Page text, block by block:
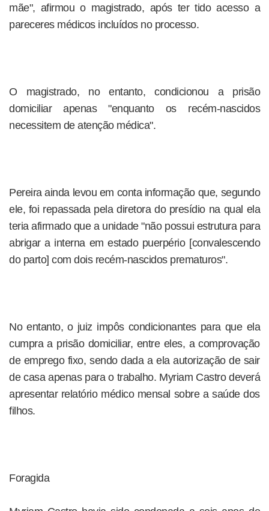
mãe", afirmou o magistrado, após ter tido acesso a
pareceres médicos incluídos no processo.
O magistrado, no entanto, condicionou a prisão
domiciliar apenas "enquanto os recém-nascidos
necessitem de atenção médica".
Pereira ainda levou em conta informação que, segundo
ele, foi repassada pela diretora do presídio na qual ela
teria afirmado que a unidade "não possui estrutura para
abrigar a interna em estado puerpério [convalescendo
do parto] com dois recém-nascidos prematuros".
No entanto, o juiz impôs condicionantes para que ela
cumpra a prisão domiciliar, entre eles, a comprovação
de emprego fixo, sendo dada a ela autorização de sair
de casa apenas para o trabalho. Myriam Castro deverá
apresentar relatório médico mensal sobre a saúde dos
filhos.
Foragida